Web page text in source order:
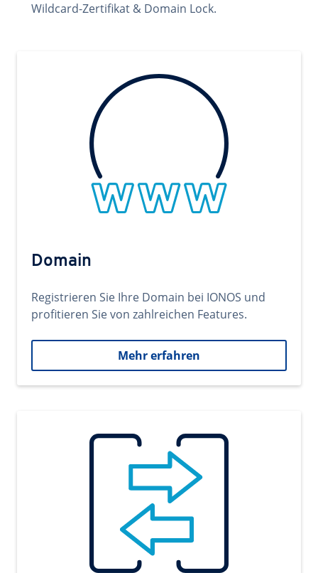
Wildcard-Zertifikat & Domain Lock.
Domain
Registrieren Sie Ihre Domain bei IONOS und
profitieren Sie von zahlreichen Features.
Mehr erfahren